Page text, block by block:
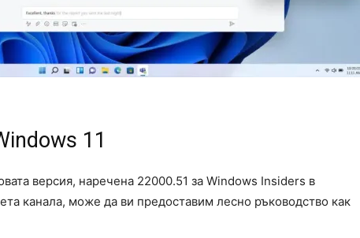
11
версия, наречена 22000.51 за Windows Insiders в
канала, може да ви предоставим лесно ръководство как